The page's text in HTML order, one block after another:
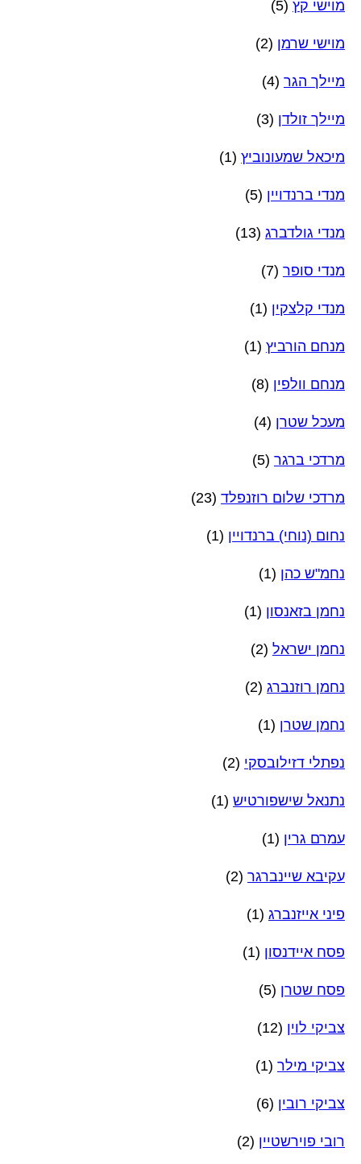
מוישי קץ (5)
מוישי שרמן (2)
מיילך הגר (4)
מיילך זולדן (3)
מיכאל שמעונוביץ (1)
מנדי ברנדויין (5)
מנדי גולדברג (13)
מנדי סופר (7)
מנדי קלצקין (1)
מנחם הורביץ (1)
מנחם וולפין (8)
מעכל שטרן (4)
מרדכי ברגר (5)
מרדכי שלום רוזנפלד (23)
נחום (נוחי) ברנדויין (1)
נחמ"ש כהן (1)
נחמן בזאנסון (1)
נחמן ישראל (2)
נחמן רוזנברג (2)
נחמן שטרן (1)
נפתלי דזילובסקי (2)
נתנאל שישפורטיש (1)
עמרם גרין (1)
עקיבא שיינברגר (2)
פיני אייזנברג (1)
פסח איידנסון (1)
פסח שטרן (5)
צביקי לוין (12)
צביקי מילר (1)
צביקי רובין (6)
רובי פוירשטיין (2)